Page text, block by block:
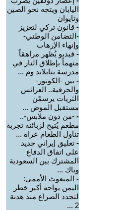
اليابان ويتجه نحو الصين
وتايوان
- قانون تركي لتعزيز
-التضامن الوطني-
وإنهاء الإرهاب
- فيديو يُظهر مراهقاً
متهماً بإطلاق النار في
مدرسة بتايلاند وم ...
- بين -الكوتور-
والحرفية.. العرائس
الثريات يرسمْن
مستقبل الموض ...
- -من دون ملابس-..
مطعم يُتيح لزبائنه تجربة
تناول الطعام عراة ...
- تعليق إيراني جديد
على اتفاق الدفاع
المشترك بين السعودية
وباك ...
- المبعوث الأممي:
اليمن يواجه أكبر خطر
لتجدد الصراع منذ هدنة
2 ...